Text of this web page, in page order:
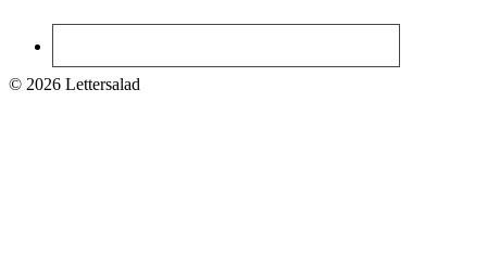
© 2026 Lettersalad